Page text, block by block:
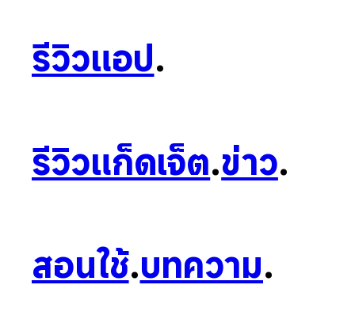
รีวิวแอป.
รีวิวแก็ดเจ็ต.ข่าว.
สอนใช้.บทความ.